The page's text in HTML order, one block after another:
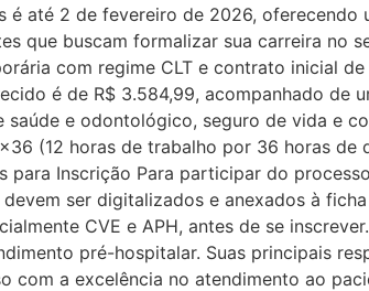
até 2 de fevereiro de 2026, oferecendo
que buscam formalizar sua carreira no
com regime CLT e contrato inicial
é de R$ 3.584,99, acompanhado de
e odontológico, seguro de vida e
(12 horas de trabalho por 36 horas
para Inscrição Para participar do
ser digitalizados e anexados à
CVE e APH, antes de se
pré-hospitalar. Suas principais
com a excelência no atendimento ao